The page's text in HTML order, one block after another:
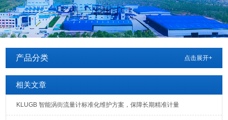
产品分类 点击展开+
相关文章
KLUGB 智能涡街流量计标准化维护方案，保障长期精准计量